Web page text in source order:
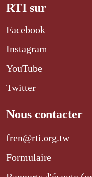
RTI sur
Facebook
Instagram
YouTube
Twitter
Nous contacter
fren@rti.org.tw
Formulaire